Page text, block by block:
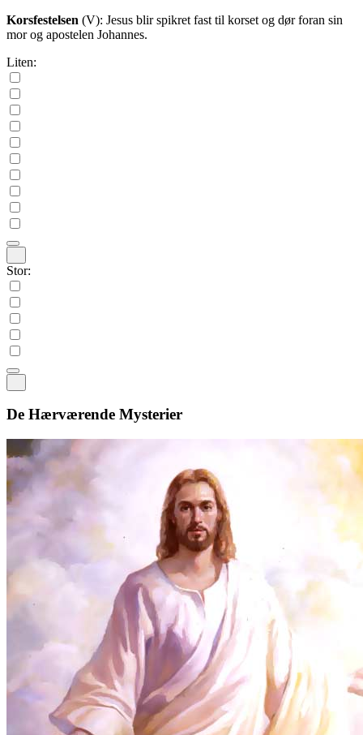
Korsfestelsen (V): Jesus blir spikret fast til korset og dør foran sin
mor og apostelen Johannes.
Liten:
Stor:
De Hærværende Mysterier